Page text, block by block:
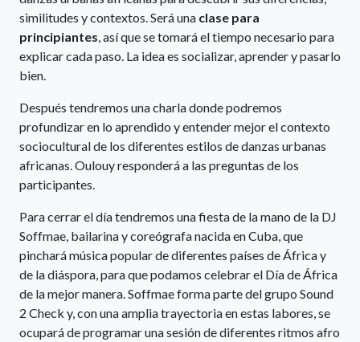
similitudes y contextos. Será una clase para
principiantes, así que se tomará el tiempo necesario para
explicar cada paso. La idea es socializar, aprender y pasarlo
bien.
Después tendremos una charla donde podremos
profundizar en lo aprendido y entender mejor el contexto
sociocultural de los diferentes estilos de danzas urbanas
africanas. Oulouy responderá a las preguntas de los
participantes.
Para cerrar el día tendremos una fiesta de la mano de la DJ
Soffmae, bailarina y coreógrafa nacida en Cuba, que
pinchará música popular de diferentes países de África y
de la diáspora, para que podamos celebrar el Día de África
de la mejor manera. Soffmae forma parte del grupo Sound
2 Check y, con una amplia trayectoria en estas labores, se
ocupará de programar una sesión de diferentes ritmos afro